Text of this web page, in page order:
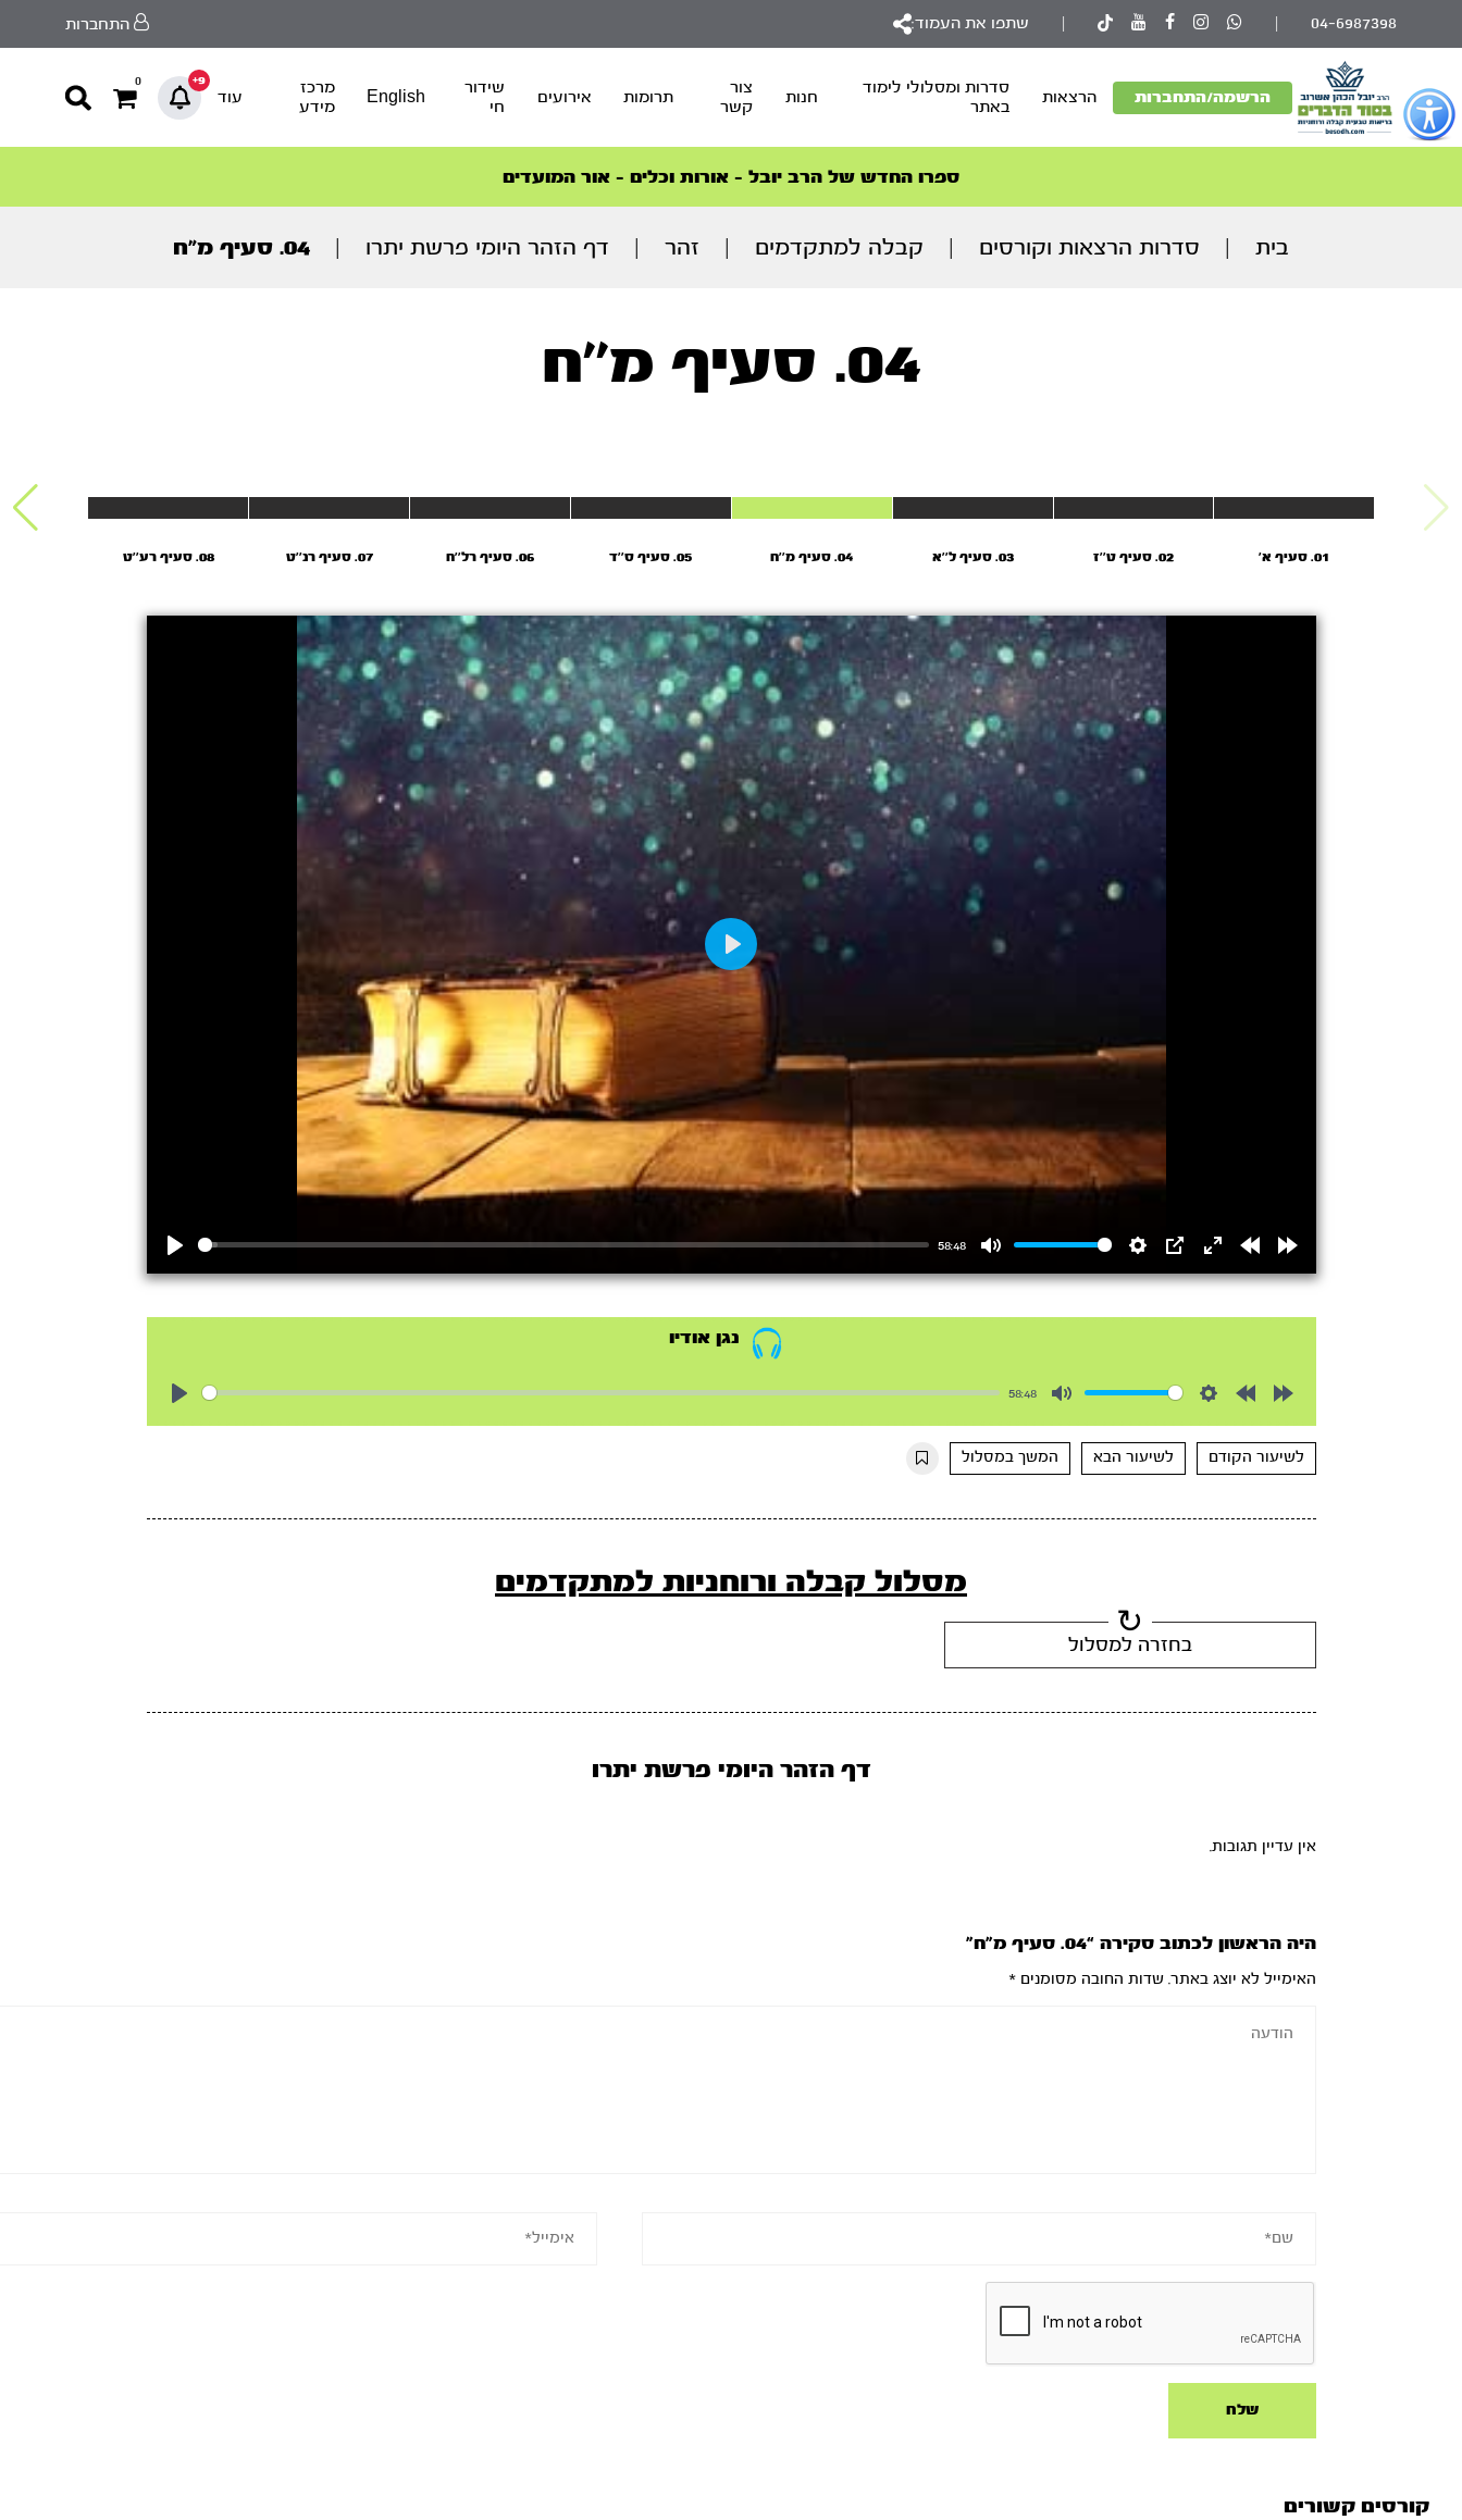
כפתור
לפתיחת
תפריט
נגישות
04-6987398 שתפו את העמוד: התחברות
הרשמה/התחברות הרצאות
סדרות ומסלולי לימוד
באתר
חנות
צור
קשר
תרומות אירועים
שידור
חי
English
מרכז
מידע
עוד
9+
0
סדרות הפודקאסטים
הסדרה המובילה החודש – דרך המלך
ספרו החדש של הרב יובל – אורות וכלים – אור המועדים
הצטרפו למהפכת הבריאות הטבעית >
סדרות הפודקאסטים
הסדרה המובילה החודש – דרך המלך
בית סדרות הרצאות וקורסים קבלה למתקדמים זהר דף הזהר היומי פרשת יתרו 04. סעיף מ”ח
04. סעיף מ''ח
01. סעיף א’ 02. סעיף ט''ז 03. סעיף ל''א 04. סעיף מ''ח 05. סעיף ס’’ד 06. סעיף רל’’ח 07. סעיף רנ''ט 08. סעיף רע''ט
58:48
Play
נגן אודיו
58:48
10s
10s
לשיעור הקודם
לשיעור הבא המשך במסלול
מסלול קבלה ורוחניות למתקדמים
בחזרה למסלול
דף הזהר היומי פרשת יתרו
אין עדיין תגובות.
היה הראשון לכתוב סקירה “04. סעיף מ”ח”
האימייל לא יוצג באתר. שדות החובה מסומנים*
קורסים קשורים